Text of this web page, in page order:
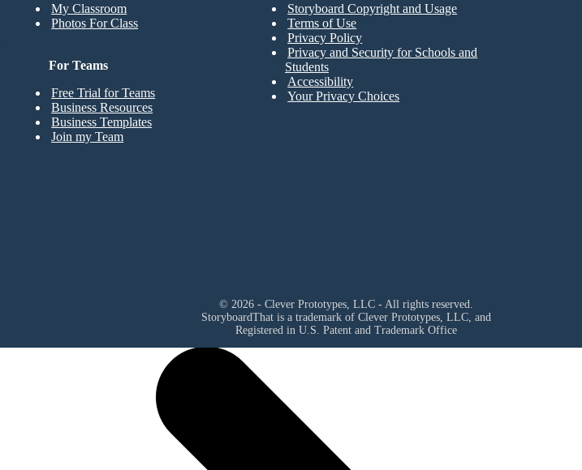
My Classroom
Photos For Class
For Teams
Free Trial for Teams
Business Resources
Business Templates
Join my Team
Storyboard Copyright and Usage
Terms of Use
Privacy Policy
Privacy and Security for Schools and
Students
Accessibility
Your Privacy Choices
© 2026 - Clever Prototypes, LLC - All rights reserved.
StoryboardThat is a trademark of Clever Prototypes, LLC, and
Registered in U.S. Patent and Trademark Office